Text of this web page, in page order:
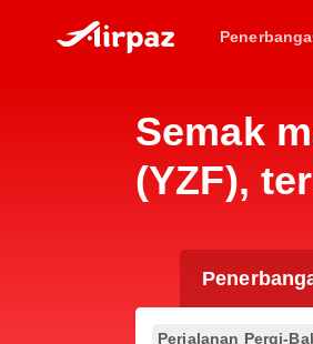
Semak
(YZF),
Perjalanan Pergi-